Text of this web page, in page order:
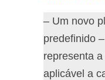
– Um novo
predefinido
representa
aplicável a